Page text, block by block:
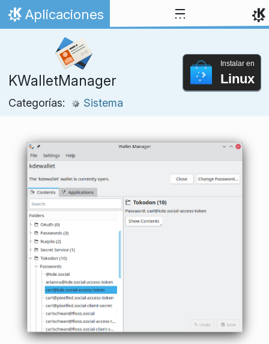
Ir al contenido
Inicio
Aplicaciones
KWalletManager
Categorías: Sistema
Instalar en
Linux